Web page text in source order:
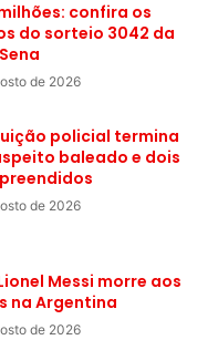
milhões: confira os
do sorteio 3042 da
de 2026
policial termina
baleado e dois
de 2026
Messi morre aos
na Argentina
de 2026